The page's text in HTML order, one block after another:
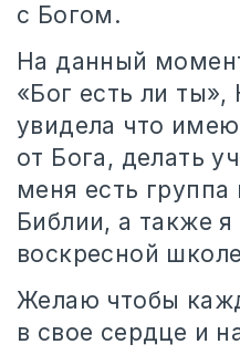
с Богом.
На данный
«Бог есть ли ты»,
увидела что имею
от Бога, делать
меня есть
Библии, а также
воскресной
Желаю чтобы
в свое сердце и